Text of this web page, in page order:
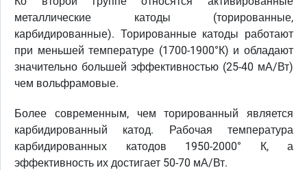
металлические катоды (торированные,
карбидированные). Торированные катоды работают
при меньшей температуре (1700-1900°К) и обладают
значительно большей эффективностью (25-40 мА/Вт)
чем вольфрамовые.
Более современным, чем торированный является
карбидированный катод. Рабочая температура
карбидированных катодов 1950-2000° К, а
эффективность их достигает 50-70 мА/Вт.